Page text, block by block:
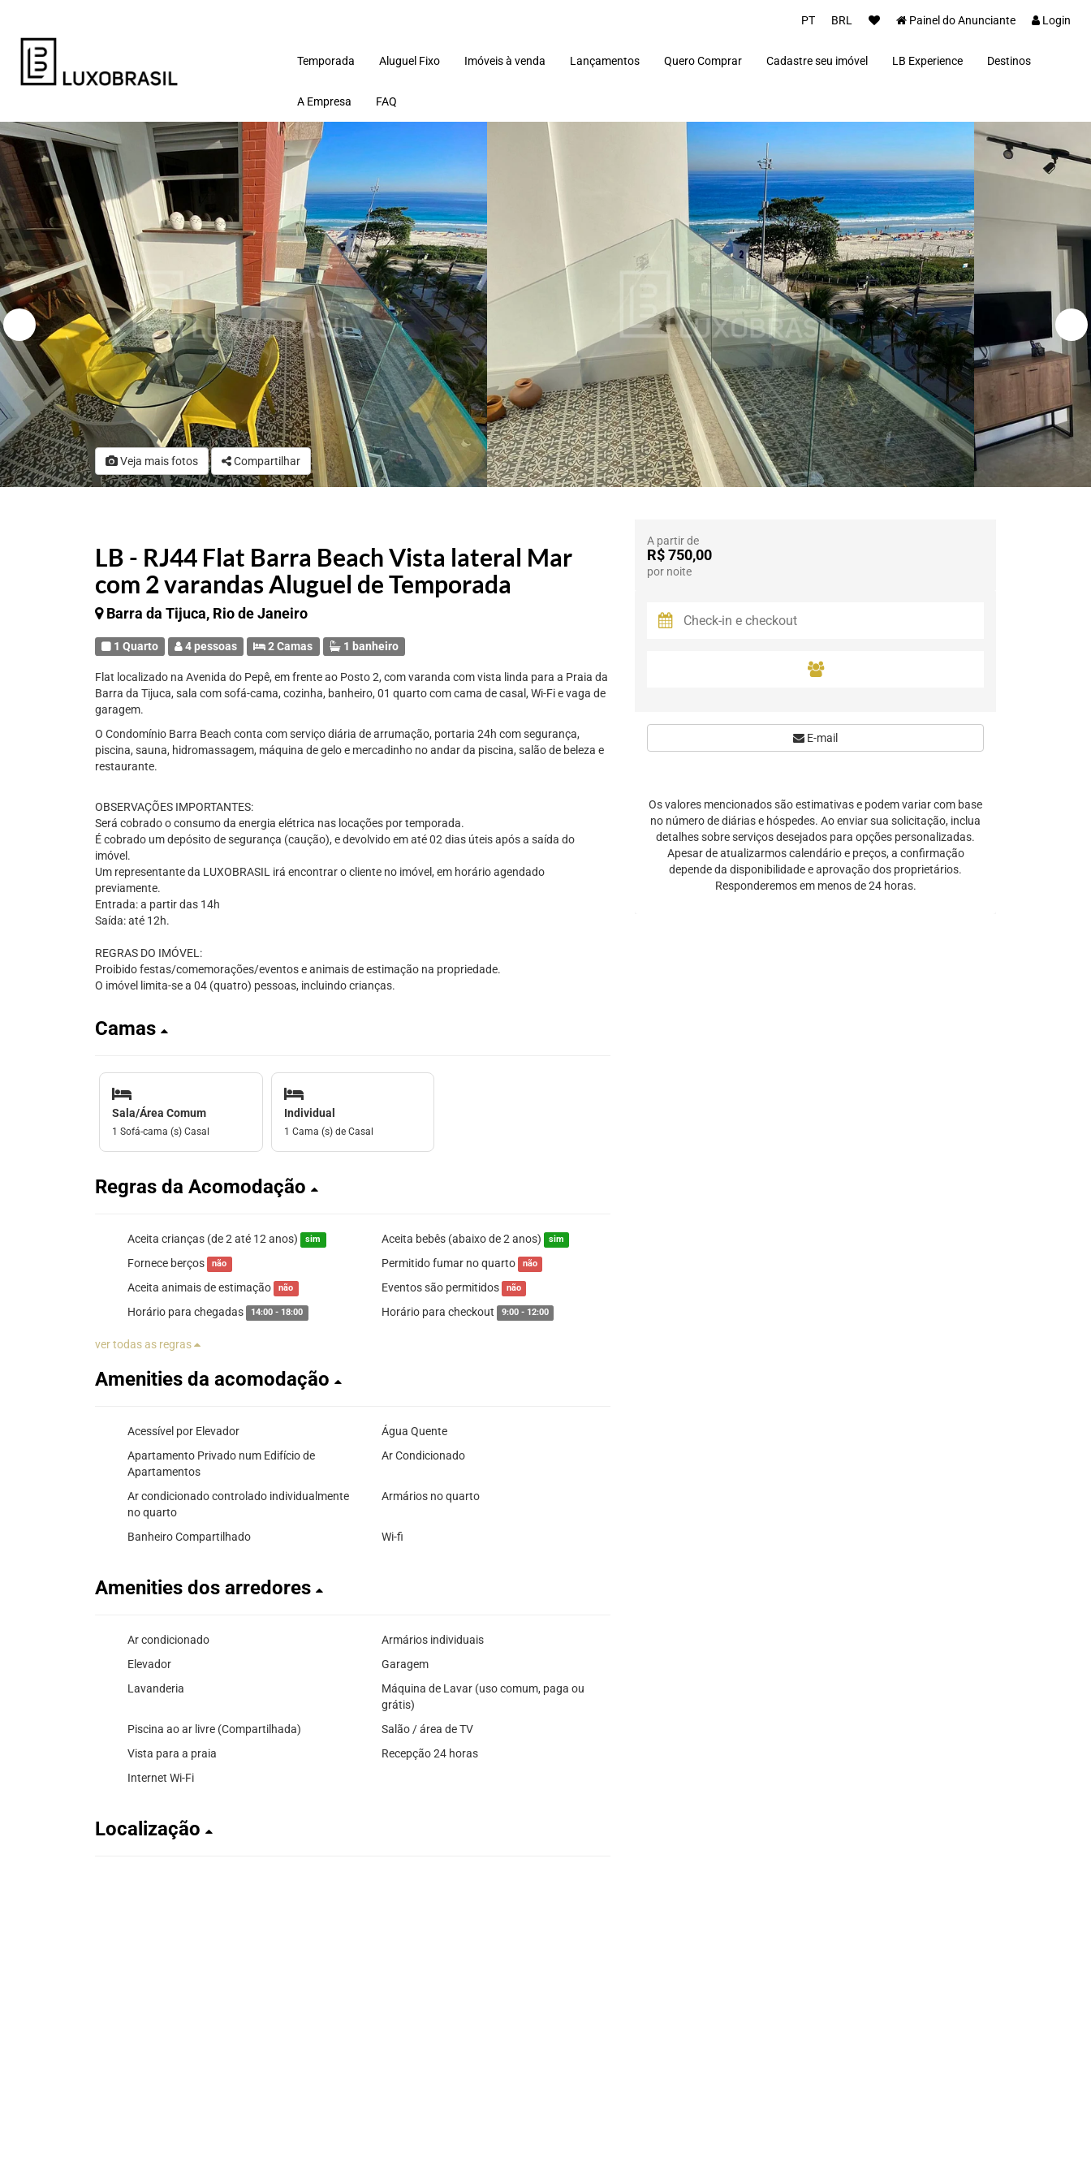
PT BRL Painel do Anunciante Login
Temporada Aluguel Fixo Imóveis à venda Lançamentos Quero Comprar Cadastre seu imóvel LB Experience
Carros Luxo Brasil
Destinos
Angra dos Reis
Aquiraz
Armação dos
Brasília
Campos do Jordão
Fernando de
Florianópolis
Fortim
Guaramiranga
Icaraí de Amontada
Igrapuína
Ilhabela
Itaipava
A Empresa FAQ
Veja mais fotos Compartilhar
LB - RJ44 Flat Barra Beach Vista lateral Mar
com 2 varandas Aluguel de Temporada
Barra da Tijuca, Rio de Janeiro
1 Quarto 4 pessoas 2 Camas 1 banheiro
Flat localizado na Avenida do Pepê, em frente ao Posto 2, com varanda com vista linda para a Praia da
Barra da Tijuca, sala com sofá-cama, cozinha, banheiro, 01 quarto com cama de casal, Wi-Fi e vaga de
garagem.
O Condomínio Barra Beach conta com serviço diária de arrumação, portaria 24h com segurança,
piscina, sauna, hidromassagem, máquina de gelo e mercadinho no andar da piscina, salão de beleza e
restaurante.
OBSERVAÇÕES IMPORTANTES:
Será cobrado o consumo da energia elétrica nas locações por temporada.
É cobrado um depósito de segurança (caução), e devolvido em até 02 dias úteis após a saída do
imóvel.
Um representante da LUXOBRASIL irá encontrar o cliente no imóvel, em horário agendado
previamente.
Entrada: a partir das 14h
Saída: até 12h.
REGRAS DO IMÓVEL:
Proibido festas/comemorações/eventos e animais de estimação na propriedade.
O imóvel limita-se a 04 (quatro) pessoas, incluindo crianças.
Camas
Sala/Área Comum
1 Sofá-cama (s) Casal
Individual
1 Cama (s) de Casal
Regras da Acomodação
Aceita crianças (de 2 até 12 anos) sim Aceita bebês (abaixo de 2 anos) sim
Fornece berços não Permitido fumar no quarto não
Aceita animais de estimação não Eventos são permitidos não
Horário para chegadas 14:00 - 18:00 Horário para checkout 9:00 - 12:00
ver todas as regras
Amenities da acomodação
Acessível por Elevador
Água Quente
Apartamento Privado num Edifício de
Apartamentos
Ar Condicionado
Ar condicionado controlado individualmente
no quarto
Armários no quarto
Banheiro Compartilhado Wi-fi
Amenities dos arredores
Ar condicionado
Armários individuais
Elevador
Garagem
Lavanderia
Máquina de Lavar (uso comum, paga ou
grátis)
Piscina ao ar livre (Compartilhada)
Salão / área de TV
Vista para a praia
Recepção 24 horas
Internet Wi-Fi
Localização
A partir de
R$ 750,00
por noite
E-mail
Os valores mencionados são estimativas e podem variar com base
no número de diárias e hóspedes. Ao enviar sua solicitação, inclua
detalhes sobre serviços desejados para opções personalizadas.
Apesar de atualizarmos calendário e preços, a confirmação
depende da disponibilidade e aprovação dos proprietários.
Responderemos em menos de 24 horas.